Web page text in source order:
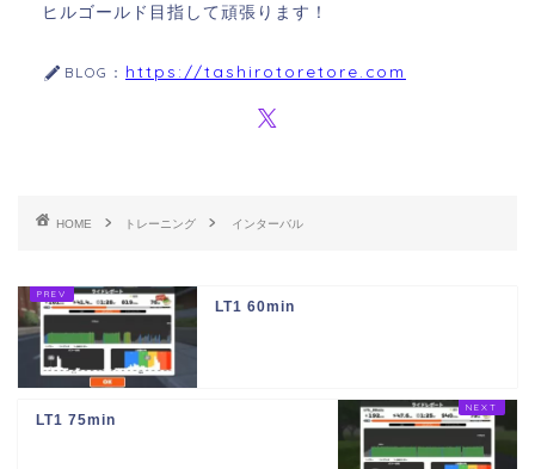
ヒルゴールド目指して頑張ります！
BLOG： https://tashirotoretore.com
HOME トレーニング インターバル
LT1 60min
LT1 75min